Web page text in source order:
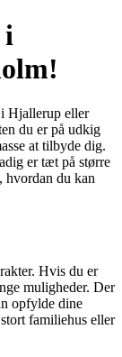
i
Hjallerup eller
du er på udkig
at tilbyde dig.
er tæt på større
hvordan du kan
Hvis du er
muligheder. Der
opfylde dine
familiehus eller